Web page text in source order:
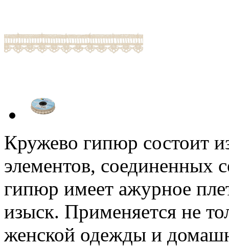
Кружево гипюр состоит
элементов, соединенных
гипюр имеет ажурное
изыск. Применяется не
женской одежды и